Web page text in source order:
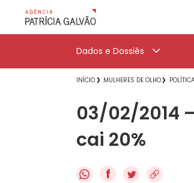
Dados e Dossiês
INÍCIO MULHERES DE OLHO
03/02/2014
cai 20%
f